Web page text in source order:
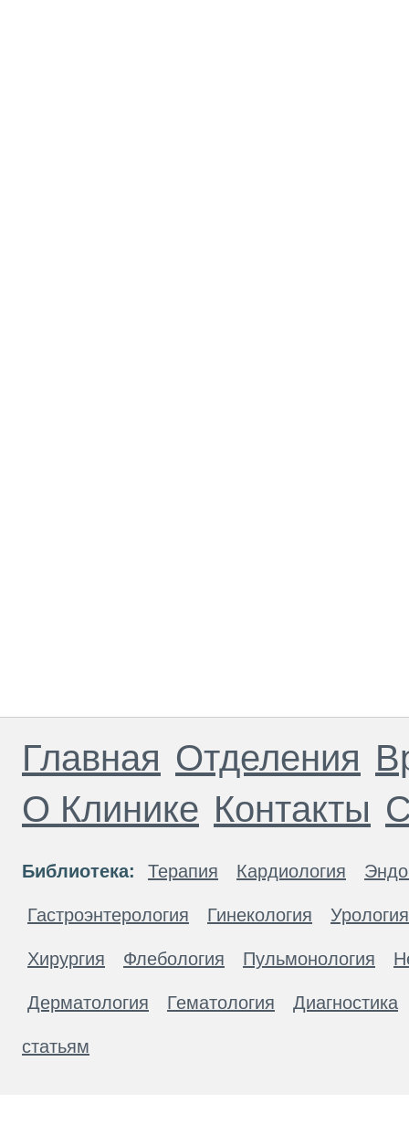
Главная Отделения
О Клинике Контакты
Библиотека: Терапия Кардиология
Гастроэнтерология Гинекология Урология
Хирургия Флебология Пульмонология
Дерматология Гематология Диагностика
статьям